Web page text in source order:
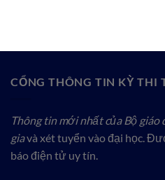
CỔNG THÔNG TIN KỲ THI
Thông tin mới nhất của Bộ giáo
giavà xét tuyển vào đại học.
báo điện tử uy tín.